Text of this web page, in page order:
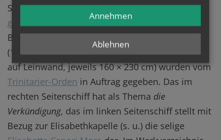
Südwestwand, weil die Kirche nicht genau
geostet
ist) der Seitenschiffe befinden sich zwei
Bilder des italienischen MalersEttore Gualdini
(1931–2010) ausFrosinone. Die beiden Werke (Öl
auf Leinwand, jeweils 160 × 230 cm) wurden vom
Trinitarier-Orden in Auftrag gegeben. Das im
rechten Seitenschiff hat als Thema die
Verkündigung, das im linken Seitenschiff stellt mit
Bezug zur Elisabethkapelle (s. u.) die selige
Ablehnen
Annehmen